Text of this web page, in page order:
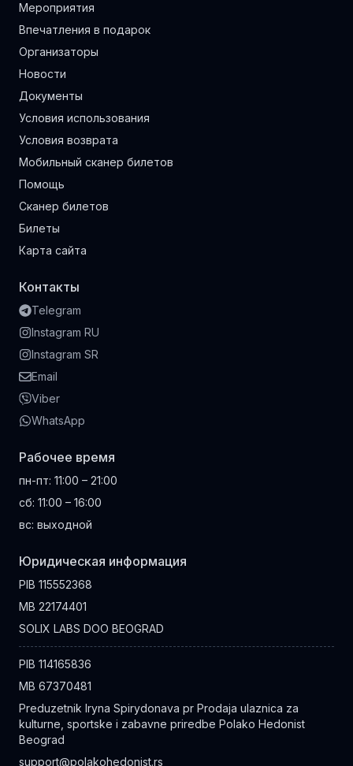
Мероприятия
Впечатления в подарок
Организаторы
Новости
Документы
Условия использования
Условия возврата
Мобильный сканер билетов
Помощь
Сканер билетов
Билеты
Карта сайта
Контакты
Telegram
Instagram RU
Instagram SR
Email
Viber
WhatsApp
Рабочее время
пн-пт: 11:00 – 21:00
сб: 11:00 – 16:00
вс: выходной
Юридическая информация
PIB 115552368
MB 22174401
SOLIX LABS DOO BEOGRAD
PIB 114165836
MB 67370481
Preduzetnik Iryna Spirydonava pr Prodaja ulaznica za
kulturne, sportske i zabavne priredbe Polako Hedonist
Beograd
support@polakohedonist.rs